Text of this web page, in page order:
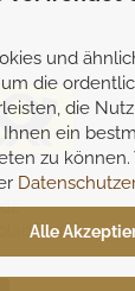
und
die
die
ein
zu
Alle